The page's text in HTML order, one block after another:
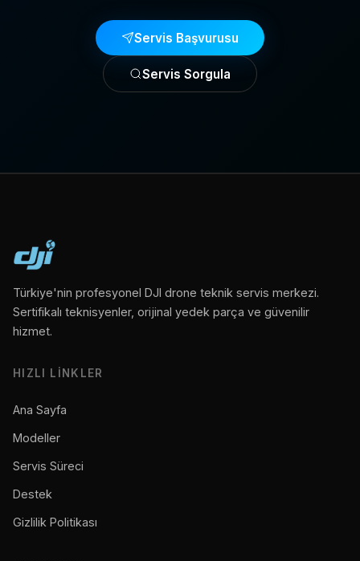
Servis Başvurusu
Servis Sorgula
Türkiye'nin profesyonel DJI drone teknik servis merkezi.
Sertifikalı teknisyenler, orijinal yedek parça ve güvenilir
hizmet.
HIZLI LINKLER
Ana Sayfa
Modeller
Servis Süreci
Destek
Gizlilik Politikası